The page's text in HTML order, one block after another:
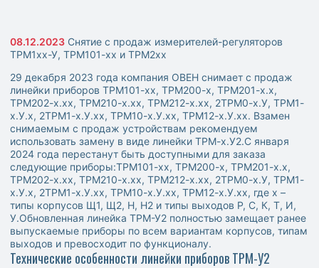
08.12.2023 Снятие с продаж измерителей-регуляторов
ТРМ1хх-У, ТРМ101-хх и ТРМ2хх
29 декабря 2023 года компания ОВЕН снимает с продаж
линейки приборов ТРМ101-хх, ТРМ200-х, ТРМ201-х.х,
ТРМ202-х.хх, ТРМ210-х.хх, ТРМ212-х.хх, 2ТРМ0-х.У, ТРМ1-
х.У.х, 2ТРМ1-х.У.хх, ТРМ10-х.У.хх, ТРМ12-х.У.хх. Взамен
снимаемым с продаж устройствам рекомендуем
использовать замену в виде линейки ТРМ-х.У2.С января
2024 года перестанут быть доступными для заказа
следующие приборы:ТРМ101-хх, ТРМ200-х, ТРМ201-х.х,
ТРМ202-х.хх, ТРМ210-х.хх, ТРМ212-х.хх, 2ТРМ0-х.У, ТРМ1-
х.У.х, 2ТРМ1-х.У.хх, ТРМ10-х.У.хх, ТРМ12-х.У.хх, где х –
типы корпусов Щ1, Щ2, Н, Н2 и типы выходов Р, С, К, Т, И,
У.Обновленная линейка ТРМ-У2 полностью замещает ранее
выпускаемые приборы по всем вариантам корпусов, типам
выходов и превосходит по функционалу.
Технические особенности линейки приборов ТРМ-У2